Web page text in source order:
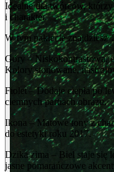
Idealne dla twórców,
i charakter.
W tym pakiecie znajdziesz
Góry – Niskokontrastowa,
Kolory stonowane,
Fiolet – Dodaje ciepła po
ciemnych partiach obrazu.
Ikona – Matowe tony z
do estetyki roku 2017.
Dzika zima – Biel staje się
jasne pomarańczowe